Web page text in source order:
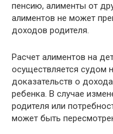
пенсию, алименты от
алиментов не может
доходов родителя.
Расчет алиментов на
осуществляется судом
доказательств о
ребенка. В случае
родителя или
может быть